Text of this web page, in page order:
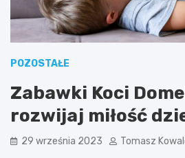
POZOSTAŁE
Zabawki Koci
rozwijaj miłość
29 września 2023 Tomasz